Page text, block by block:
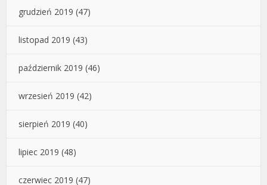
grudzień 2019 (47)
listopad 2019 (43)
październik 2019 (46)
wrzesień 2019 (42)
sierpień 2019 (40)
lipiec 2019 (48)
czerwiec 2019 (47)